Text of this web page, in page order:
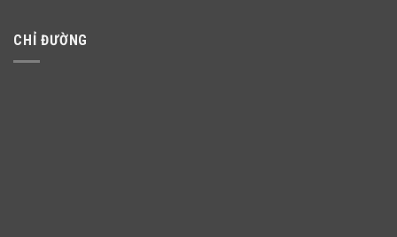
CHỈ ĐƯỜNG